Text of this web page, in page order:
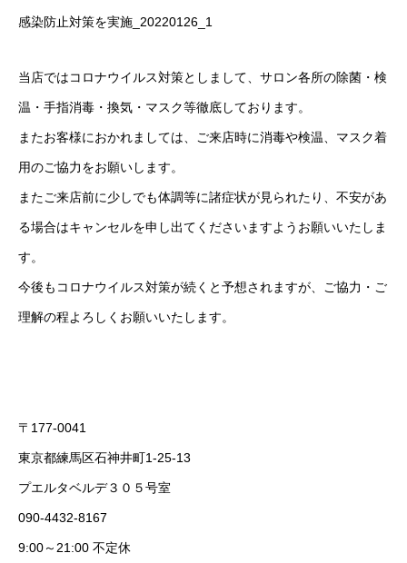
感染防止対策を実施_20220126_1
当店ではコロナウイルス対策としまして、サロン各所の除菌・検
温・手指消毒・換気・マスク等徹底しております。
またお客様におかれましては、ご来店時に消毒や検温、マスク着
用のご協力をお願いします。
またご来店前に少しでも体調等に諸症状が見られたり、不安があ
る場合はキャンセルを申し出てくださいますようお願いいたしま
す。
今後もコロナウイルス対策が続くと予想されますが、ご協力・ご
理解の程よろしくお願いいたします。
〒177-0041
東京都練馬区石神井町1-25-13
プエルタベルデ３０５号室
090-4432-8167
9:00～21:00 不定休